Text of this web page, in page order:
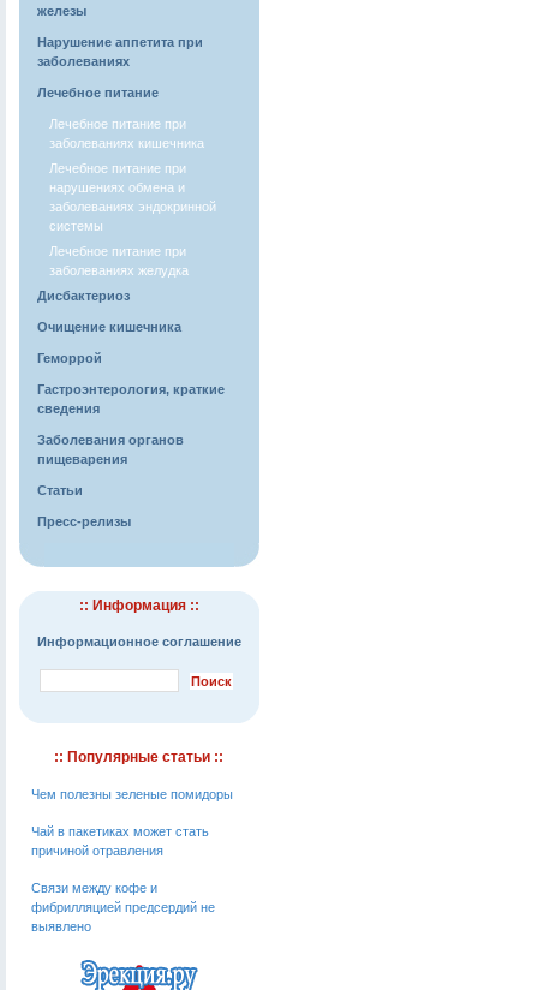
железы
Нарушение аппетита при
заболеваниях
Лечебное питание
Лечебное питание при
заболеваниях кишечника
Лечебное питание при
нарушениях обмена и
заболеваниях эндокринной
системы
Лечебное питание при
заболеваниях желудка
Дисбактериоз
Очищение кишечника
Геморрой
Гастроэнтерология, краткие
сведения
Заболевания органов
пищеварения
Статьи
Пресс-релизы
:: Информация ::
Информационное соглашение
:: Популярные статьи ::
Чем полезны зеленые помидоры
Чай в пакетиках может стать
причиной отравления
Связи между кофе и
фибрилляцией предсердий не
выявлено